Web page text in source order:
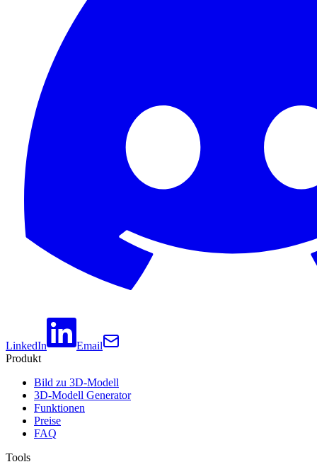
LinkedIn
Email
Produkt
Bild zu 3D-Modell
3D-Modell Generator
Funktionen
Preise
FAQ
Tools